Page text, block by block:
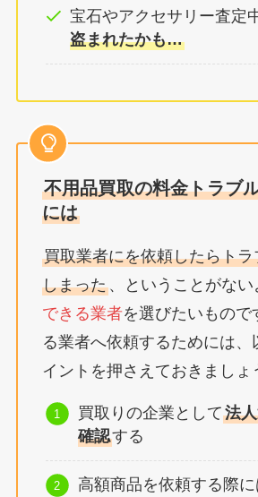
宝石やアクセサリー査定
盗まれたかも…
不用品買取の料金トラブ
には
買取業者にを依頼したらト
しまった、ということがない
できる業者を選びたいもので
る業者へ依頼するためには、
イントを押さえておきましょ
買取りの企業として法
確認する
高額商品を依頼する際